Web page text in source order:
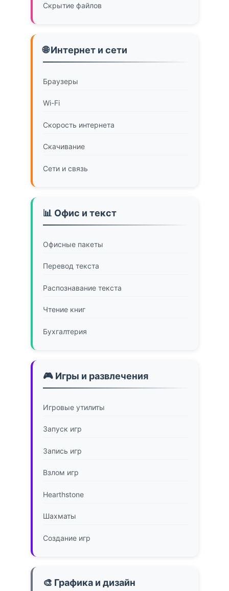
Скрытие файлов
🌐 Интернет и сети
Браузеры
Wi-Fi
Скорость интернета
Скачивание
Сети и связь
📊 Офис и текст
Офисные пакеты
Перевод текста
Распознавание текста
Чтение книг
Бухгалтерия
🎮 Игры и развлечения
Игровые утилиты
Запуск игр
Запись игр
Взлом игр
Hearthstone
Шахматы
Создание игр
🎨 Графика и дизайн